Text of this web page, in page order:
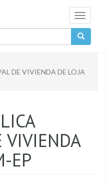
Toggle
DE VIVIENDA DE LOJA
VIVIENDA
EP